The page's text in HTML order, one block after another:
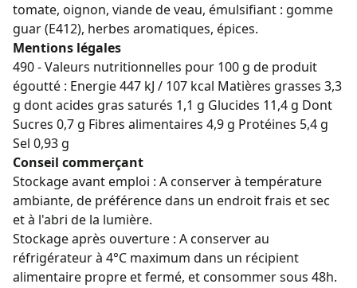
tomate, oignon, viande de veau, émulsifiant : gomme
guar (E412), herbes aromatiques, épices.
Mentions légales
490 - Valeurs nutritionnelles pour 100 g de produit
égoutté : Energie 447 kJ / 107 kcal Matières grasses 3,3
g dont acides gras saturés 1,1 g Glucides 11,4 g Dont
Sucres 0,7 g Fibres alimentaires 4,9 g Protéines 5,4 g
Sel 0,93 g
Conseil commerçant
Stockage avant emploi : A conserver à température
ambiante, de préférence dans un endroit frais et sec
et à l'abri de la lumière.
Stockage après ouverture : A conserver au
réfrigérateur à 4°C maximum dans un récipient
alimentaire propre et fermé, et consommer sous 48h.